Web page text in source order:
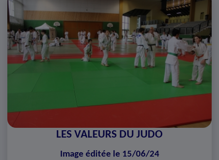
LES VALEURS DU JUDO
Image éditée le 15/06/24